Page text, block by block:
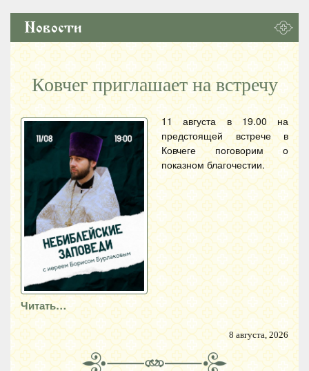
Новости
Ковчег приглашает на встречу
11 августа в 19.00 на
предстоящей встрече в
Ковчеге поговорим о
показном благочестии.
Читать…
8 августа, 2026